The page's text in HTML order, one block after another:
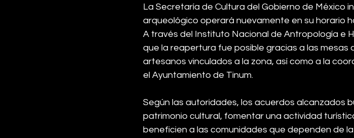
La Secretaría de Cultura del Gobierno de México
arqueológico operará nuevamente en su horario
A través del Instituto Nacional de Antropología e
que la reapertura fue posible gracias a las
artesanos vinculados a la zona, así como a la
el Ayuntamiento de Tinum.
Según las autoridades, los acuerdos alcanzados
patrimonio cultural, fomentar una actividad
beneficien a las comunidades que dependen de